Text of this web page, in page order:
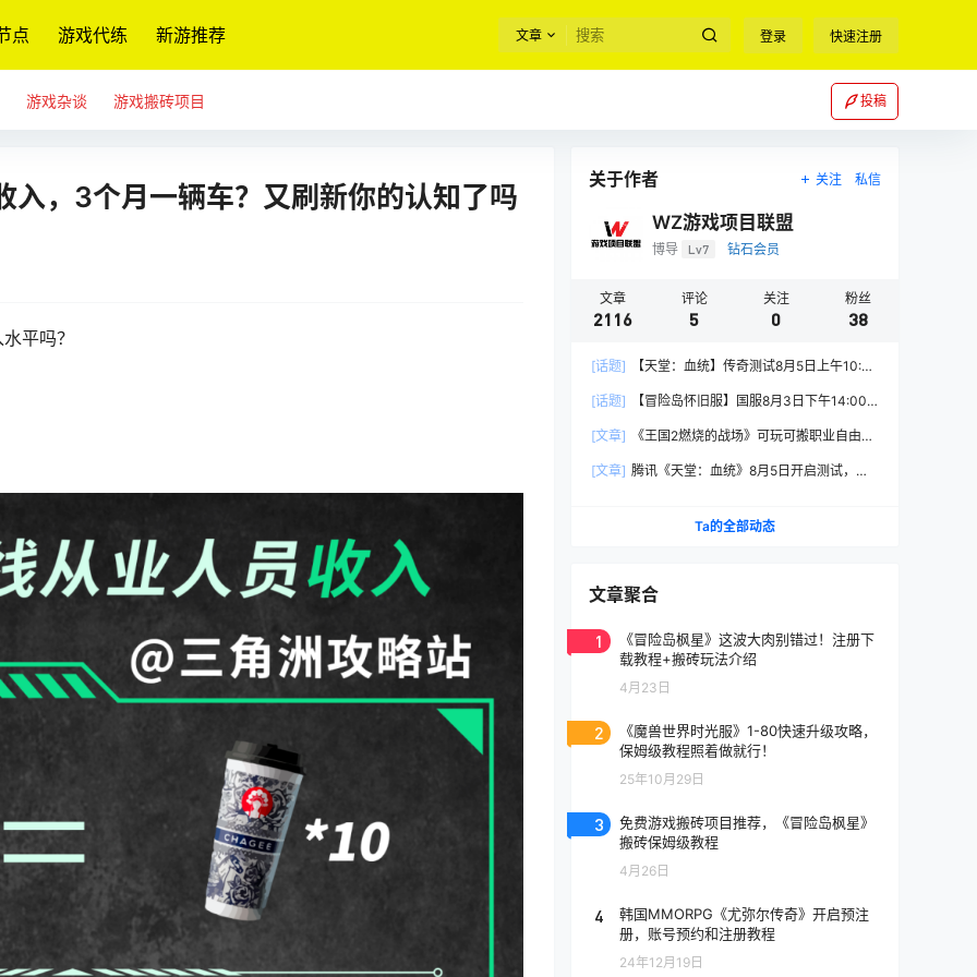
点 游戏代练 新游推荐 文章 登录 快速注册
游戏杂谈 游戏搬砖项目 投稿
入，3个月一辆车？又刷新你的认知了吗
平吗？
关于作者 关注 私信
WZ游戏项目联盟
博导 Lv7 钻石会员
文章
2116
评论
5
关注
0
粉丝
38
[话题]
【天堂：血统】传奇测试8月5日上午10:00
[话题]
【冒险岛怀旧服】国服8月3日下午14:00
[文章]
《王国2燃烧的战场》可玩可搬职业自由，
[文章] 腾讯《天堂：血统》8月5日开启测试，
Ta的全部动态
文章聚合
1
《冒险岛枫星》这波大肉别错过！注册下
载教程+搬砖玩法介绍
4月23日
2
《魔兽世界时光服》1-80快速升级攻略，
保姆级教程照着做就行！
25年10月29日
3
免费游戏搬砖项目推荐，《冒险岛枫星》
搬砖保姆级教程
4月26日
4
韩国MMORPG《尤弥尔传奇》开启预注
册，账号预约和注册教程
24年12月19日